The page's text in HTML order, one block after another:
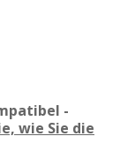
-
wie Sie die